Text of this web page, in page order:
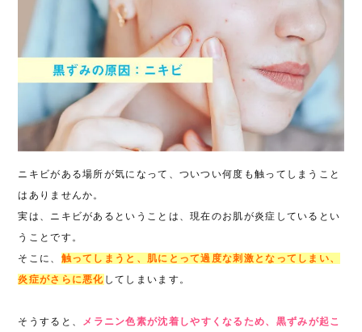
ニキビがある場所が気になって、ついつい何度も触ってしまうこと
はありませんか。
実は、ニキビがあるということは、現在のお肌が炎症しているとい
うことです。
そこに、 触ってしまうと、肌にとって過度な刺激となってしまい、
炎症がさらに悪化 してしまいます。
そうすると、 メラニン色素が沈着しやすくなるため、黒ずみが起こ